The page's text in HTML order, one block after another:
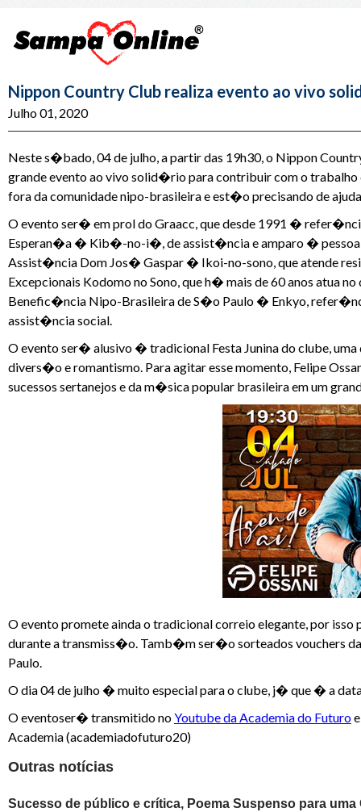
Nippon Country Club realiza evento ao vivo
Julho 01, 2020
Neste s�bado, 04 de julho, a partir das 19h30, o Nippon
grande evento ao vivo solid�rio para contribuir com o
fora da comunidade nipo-brasileira e est�o precisando de
O evento ser� em prol do Graacc, que desde 1991 �
Esperan�a � Kib�-no-i�, de assist�ncia e amparo � pessoa
Assist�ncia Dom Jos� Gaspar � Ikoi-no-sono, que atende
Excepcionais Kodomo no Sono, que h� mais de 60 anos atua
Benefic�ncia Nipo-Brasileira de S�o Paulo � Enkyo,
assist�ncia social.
O evento ser� alusivo � tradicional Festa Junina do clube,
divers�o e romantismo. Para agitar esse momento, Felipe
sucessos sertanejos e da m�sica popular brasileira em um
O evento promete ainda o tradicional correio elegante, por
durante a transmiss�o. Tamb�m ser�o sorteados vouchers
Paulo.
O dia 04 de julho � muito especial para o clube, j� que � a
O eventoser� transmitido noYoutube da Academia do Futuroe
Academia (academiadofuturo20)
Outras notícias
Sucesso de público e crítica, Poema Suspenso para